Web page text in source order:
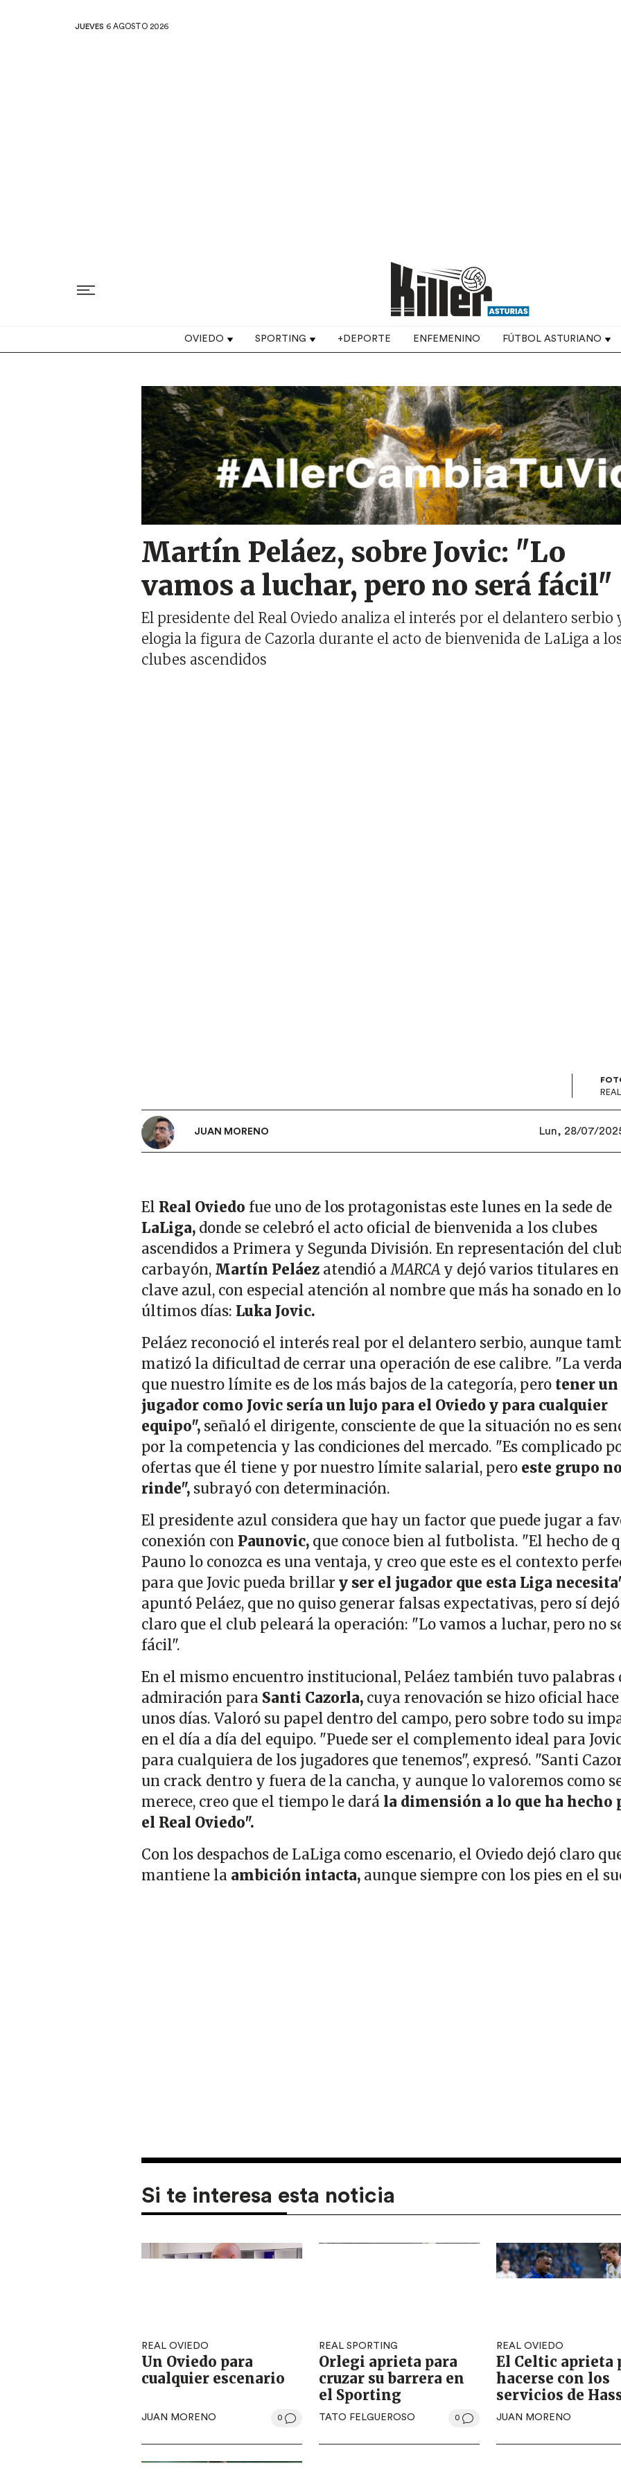
JUEVES 6 AGOSTO 2026
Top navigation
OVIEDO SPORTING +DEPORTE ENFEMENINO FÚTBOL ASTURIANO
Image
Martín Peláez, sobre Jovic: "Lo
vamos a luchar, pero no será fácil"
El presidente del Real Oviedo analiza el interés por el delantero serbio
elogia la figura de Cazorla durante el acto de bienvenida de LaLiga a
clubes ascendidos
JUAN MORENO Lun, 28/07/
El Real Oviedo fue uno de los protagonistas este lunes en la sede de
LaLiga,donde se celebró el acto oficial de bienvenida a los clubes
ascendidos a Primera y Segunda División. En representación del
carbayón, Martín Peláezatendió aMARCAy dejó varios titulares en
clave azul, con especial atención al nombre que más ha sonado en
últimos días: Luka Jovic.
Peláez reconoció el interés real por el delantero serbio, aunque
matizó la dificultad de cerrar una operación de ese calibre. "La
que nuestro límite es de los más bajos de la categoría, pero tener un
jugador como Jovic sería un lujo para el Oviedo y para cualquier
equipo",señaló el dirigente, consciente de que la situación no es
por la competencia y las condiciones del mercado. "Es complicado
ofertas que él tiene y por nuestro límite salarial, pero este grupo
rinde",subrayó con determinación.
El presidente azul considera que hay un factor que puede jugar a
conexión con Paunovic,que conoce bien al futbolista. "El hecho de
Pauno lo conozca es una ventaja, y creo que este es el contexto
para que Jovic pueda brillary ser el jugador que esta Liga
apuntó Peláez, que no quiso generar falsas expectativas, pero sí dejó
claro que el club peleará la operación: "Lo vamos a luchar, pero no
fácil".
En el mismo encuentro institucional, Peláez también tuvo palabras
admiración para Santi Cazorla, cuya renovación se hizo oficial
unos días. Valoró su papel dentro del campo, pero sobre todo su
en el día a día del equipo. "Puede ser el complemento ideal para
para cualquiera de los jugadores que tenemos", expresó. "Santi
un crack dentro y fuera de la cancha, y aunque lo valoremos como
merece, creo que el tiempo le dará la dimensión a lo que ha hecho
el Real Oviedo".
Con los despachos de LaLiga como escenario, el Oviedo dejó claro
mantiene la ambición intacta, aunque siempre con los pies en el
Si te interesa esta noticia
REAL OVIEDO
Un Oviedo para
cualquier escenario
JUAN MORENO 0
REAL SPORTING
Orlegi aprieta para
cruzar su barrera en
el Sporting
TATO FELGUEROSO 0
REAL OVIEDO
El Celtic aprieta
hacerse con los
servicios de
JUAN MORENO